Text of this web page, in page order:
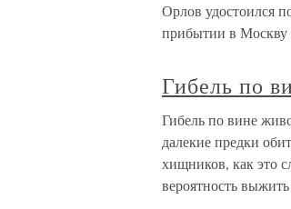
Орлов удостоил­ся
прибытии в Москву
Гибель по
Гибель по вине
далекие предки
хищников, как это
вероятность